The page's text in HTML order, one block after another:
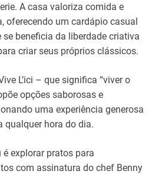
A casa valoriza comida e
oferecendo um cardápio casual
beneficia da liberdade criativa
criar seus próprios clássicos.
L’ici – que significa “viver o
opções saborosas e
uma experiência generosa
qualquer hora do dia.
explorar pratos para
com assinatura do chef Benny